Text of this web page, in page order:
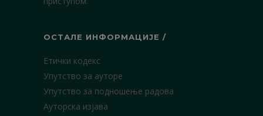
ОСТАЛЕ ИНФОРМАЦИЈЕ /
Етички кодекс
Упутство за ауторе
Упутство за подношење радова
Ауторска изјава